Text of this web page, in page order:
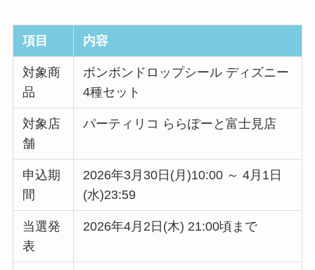
項目 内容
対象商
品
ボンボンドロップシール ディズニー
4種セット
対象店
舗
パーティリコ ららぽーと富士見店
申込期
間
2026年3月30日(月)10:00 ～ 4月1日
(水)23:59
当選発
表
2026年4月2日(木) 21:00頃まで